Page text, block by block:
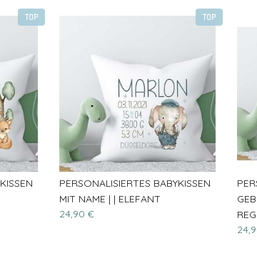
TOP TOP
PERSONALISIERTES BABYKISSEN
MIT NAME | | ELEFANT
24,90 €